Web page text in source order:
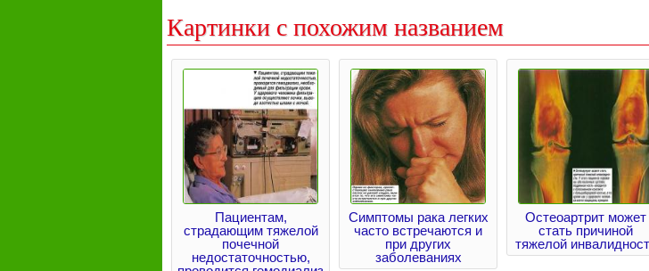
Картинки с похожим названием
Пациентам,
страдающим тяжелой
почечной
недостаточностью,
Симптомы рака легких
часто встречаются и
при других
заболеваниях
Остеоартрит может
стать причиной
тяжелой